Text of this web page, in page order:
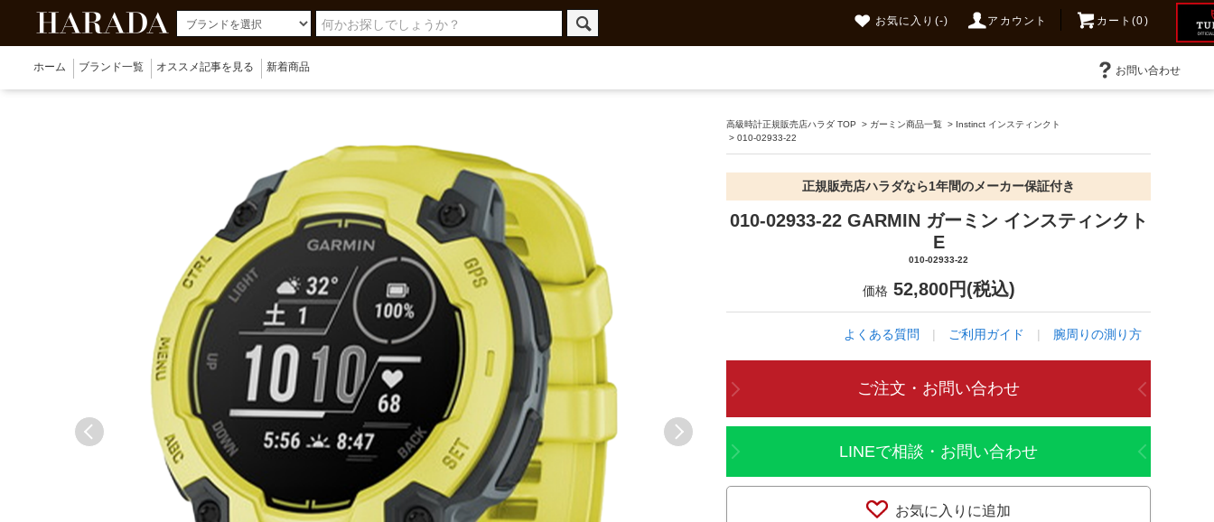
お気に入り (-) アカウント カート(0)
ホーム ブランド一覧 オススメ記事を見る 新着商品 お問い合わせ
高級時計正規販売店ハラダ TOP > ガーミン商品一覧 > Instinct インスティンクト
>010-02933-22
正規販売店ハラダなら1年間のメーカー保証付き
010-02933-22 GARMIN ガーミン インスティンクト
E
010-02933-22
価格52,800円(税込)
よくある質問 | ご利用ガイド | 腕周りの測り方
ご注文・お問い合わせ
LINEで相談・お問い合わせ
お気に入りに追加